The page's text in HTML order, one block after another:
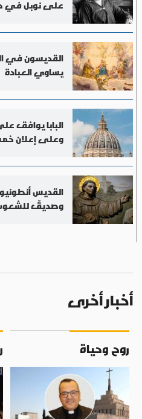
على نوبل في
القديسون في
يساوي العبادة
وعلى إعلان
القديس
وصديقٌ
أخبار أخرى
روح وحياة